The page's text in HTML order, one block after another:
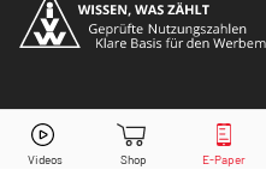
Deutsche Telekom Aktie jetzt
© Copyright 2026